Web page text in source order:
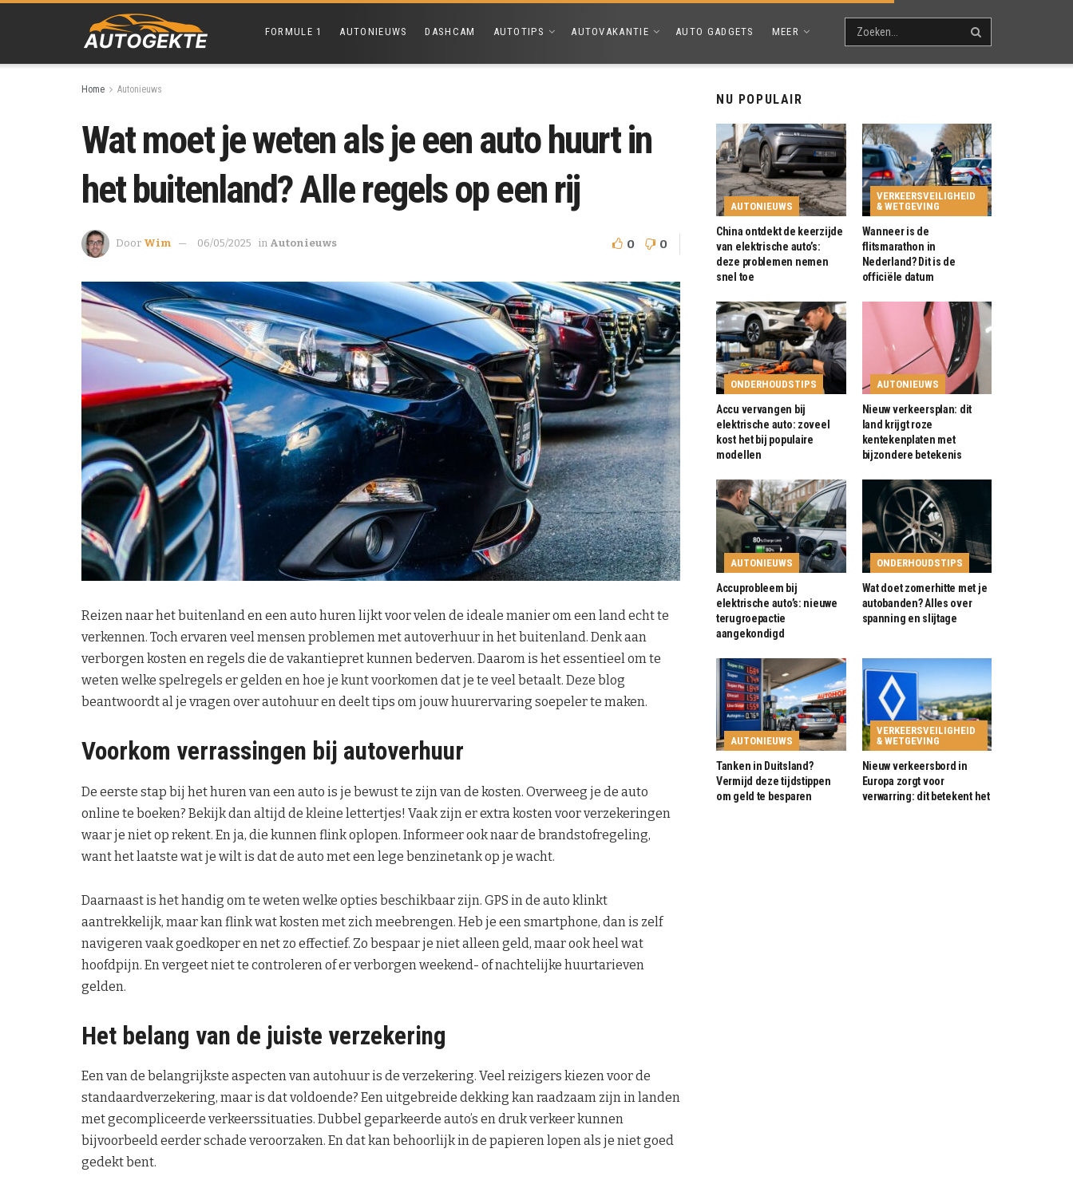
FORMULE 1 AUTONIEUWS DASHCAM AUTOTIPS AUTOVAKANTIE AUTO GADGETS MEER
Home Autonieuws
Wat moet je weten als je een auto huurt in
het buitenland? Alle regels op een rij
Door Wim 06/05/2025 in Autonieuws 0 0
Reizen naar het buitenland en een auto huren lijkt voor velen de ideale manier om een land echt te
verkennen. Toch ervaren veel mensen problemen met autoverhuur in het buitenland. Denk aan
verborgen kosten en regels die de vakantiepret kunnen bederven. Daarom is het essentieel om te
weten welke spelregels er gelden en hoe je kunt voorkomen dat je te veel betaalt. Deze blog
beantwoordt al je vragen over autohuur en deelt tips om jouw huurervaring soepeler te maken.
Voorkom verrassingen bij autoverhuur
De eerste stap bij het huren van een auto is je bewust te zijn van de kosten. Overweeg je de auto
online te boeken? Bekijk dan altijd de kleine lettertjes! Vaak zijn er extra kosten voor verzekeringen
waar je niet op rekent. En ja, die kunnen flink oplopen. Informeer ook naar de brandstofregeling,
want het laatste wat je wilt is dat de auto met een lege benzinetank op je wacht.
Daarnaast is het handig om te weten welke opties beschikbaar zijn. GPS in de auto klinkt
aantrekkelijk, maar kan flink wat kosten met zich meebrengen. Heb je een smartphone, dan is zelf
navigeren vaak goedkoper en net zo effectief. Zo bespaar je niet alleen geld, maar ook heel wat
hoofdpijn. En vergeet niet te controleren of er verborgen weekend- of nachtelijke huurtarieven
gelden.
Het belang van de juiste verzekering
Een van de belangrijkste aspecten van autohuur is de verzekering. Veel reizigers kiezen voor de
standaardverzekering, maar is dat voldoende? Een uitgebreide dekking kan raadzaam zijn in landen
met gecompliceerde verkeerssituaties. Dubbel geparkeerde auto’s en druk verkeer kunnen
bijvoorbeeld eerder schade veroorzaken. En dat kan behoorlijk in de papieren lopen als je niet goed
gedekt bent.
NU POPULAIR
AUTONIEUWS
China ontdekt de keerzijde
van elektrische auto’s:
deze problemen nemen
snel toe
VERKEERSVEILIGHEID
& WETGEVING
Wanneer is de
flitsmarathon in
Nederland? Dit is de
officiële datum
ONDERHOUDSTIPS
Accu vervangen bij
elektrische auto: zoveel
kost het bij populaire
modellen
AUTONIEUWS
Nieuw verkeersplan: dit
land krijgt roze
kentekenplaten met
bijzondere betekenis
AUTONIEUWS
Accuprobleem bij
elektrische auto’s: nieuwe
terugroepactie
aangekondigd
ONDERHOUDSTIPS
Wat doet zomerhitte met je
autobanden? Alles over
spanning en slijtage
AUTONIEUWS
Tanken in Duitsland?
Vermijd deze tijdstippen
om geld te besparen
VERKEERSVEILIGHEID
& WETGEVING
Nieuw verkeersbord in
Europa zorgt voor
verwarring: dit betekent het